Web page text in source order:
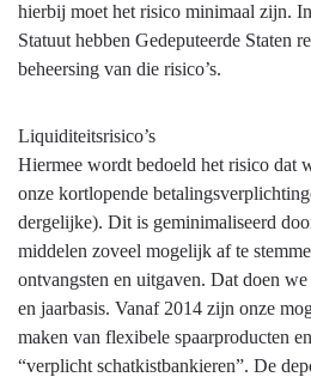
hierbij moet het risico minimaal zijn.
Statuut hebben Gedeputeerde Staten
beheersing van die risico’s.
Liquiditeitsrisico’s
Hiermee wordt bedoeld het risico dat
onze kortlopende
dergelijke). Dit is geminimaliseerd
middelen zoveel mogelijk af te
ontvangsten en uitgaven. Dat doen
en jaarbasis. Vanaf 2014 zijn onze
maken van flexibele spaarproducten
“verplicht schatkistbankieren”. De